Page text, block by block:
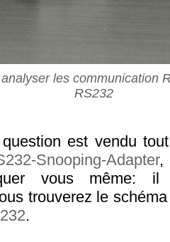
les communication
RS232
est vendu
Snooping-Adapter,
vous même: il
trouverez le
.